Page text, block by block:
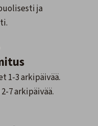
ja
1-3 arkipäivää.
7 arkipäivää.